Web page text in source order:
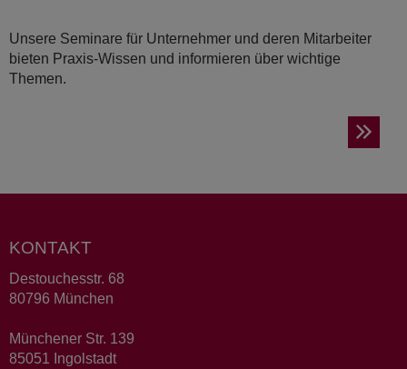
Unsere Seminare für Unternehmer und deren Mitarbeiter
bieten Praxis-Wissen und informieren über wichtige
Themen.
KONTAKT
Destouchesstr. 68
80796 München
Münchener Str. 139
85051 Ingolstadt